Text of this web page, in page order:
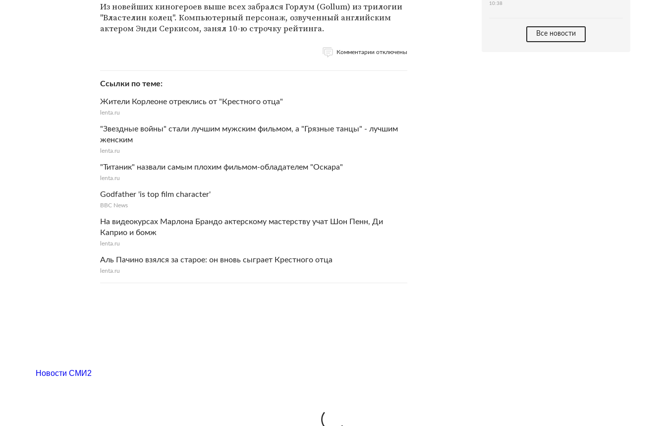
Из новейших киногероев выше всех забрался Горлум (Gollum) из трилогии
"Властелин колец". Компьютерный персонаж, озвученный английским
актером Энди Серкисом, занял 10-ю строчку рейтинга.
Комментарии отключены
Ссылки по теме
Жители Корлеоне отреклись от "Крестного отца"
lenta.ru
"Звездные войны" стали лучшим мужским фильмом, а "Грязные танцы" - лучшим
женским
lenta.ru
"Титаник" назвали самым плохим фильмом-обладателем "Оскара"
lenta.ru
Godfather 'is top film character'
BBC News
На видеокурсах Марлона Брандо актерскому мастерству учат Шoн Пенн, Ди
Каприо и бомж
lenta.ru
Аль Пачино взялся за старое: он вновь сыграет Крестного отца
lenta.ru
10:38
Все новости
Новости СМИ2